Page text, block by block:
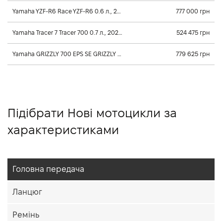
Yamaha YZF-R6 Race YZF-R6 0.6 л., 2025, Постійного зачеплення 777 000 грн
Yamaha Tracer 7 Tracer 700 0.7 л., 2025, Постійного зачеплення 524 475 грн
Yamaha GRIZZLY 700 EPS SE GRIZZLY 700 EPS SE 0.7 л., 2026, Клиноременный вариатор Ultramatic 779 625 грн
Підібрати Нові мотоцикли за
характеристиками
Головна передача
Ланцюг
Ремінь